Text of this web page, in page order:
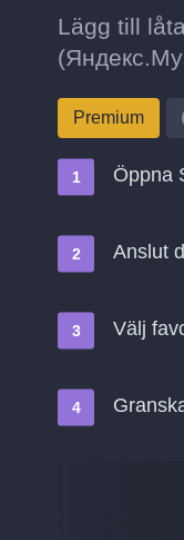
Lägg till
Premium
Öppna
Anslut
Välj